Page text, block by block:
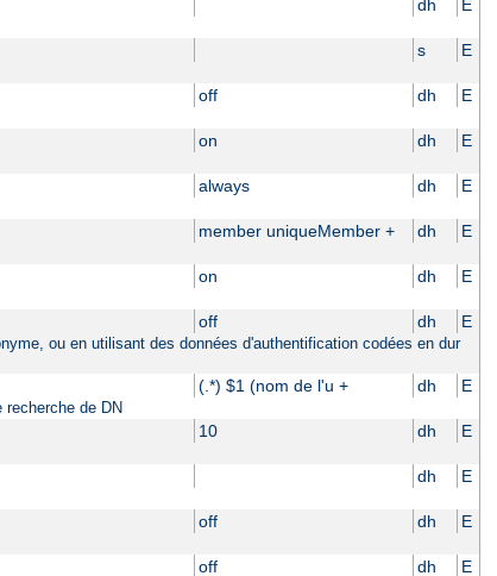
dh E
s E
off dh E
on dh E
always dh E
member uniqueMember + dh E
on dh E
off dh E
ou en utilisant des données d'authentification codées en dur
(.*) $1 (nom de l'u + dh E
de DN
10 dh E
dh E
off dh E
off dh E